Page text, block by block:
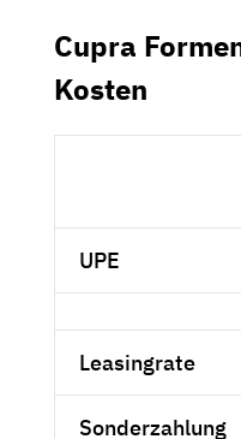
Cupra
Kosten
UPE
Leasingrate
Sonderzahlung